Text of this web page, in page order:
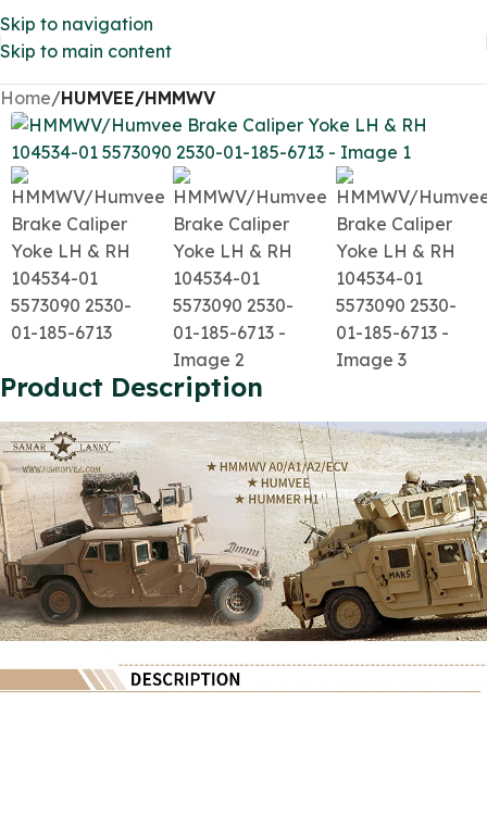
Skip to navigation
Skip to main content
Home HUMVEE/HMMWV
Product Description